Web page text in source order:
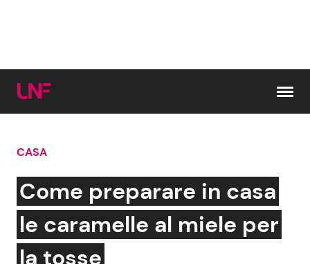
Cerca:
News e Cronaca
Attualità Italiana
Gossip e TV
Bellezze VIP
CASA
Come preparare in casa
le caramelle al miele per
la tosse